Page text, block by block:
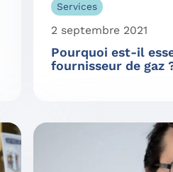
Services
2 septembre 2021
Pourquoi est-il
fournisseur de gaz